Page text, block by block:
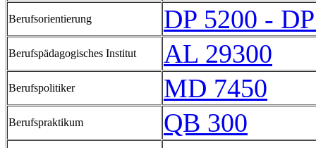
Berufsorientierung DP 5200 -
Berufspädagogisches Institut AL 29300
Berufspolitiker MD 7450
Berufspraktikum QB 300